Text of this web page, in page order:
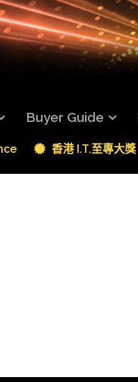
Buyer Guide
香港 I.T.至專大獎